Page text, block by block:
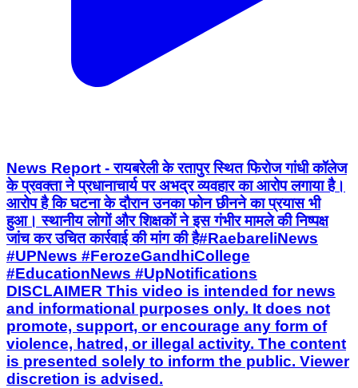
News Report - रायबरेली के रतापुर स्थित फिरोज गांधी कॉलेज
के प्रवक्ता ने प्रधानाचार्य पर अभद्र व्यवहार का आरोप लगाया है।
आरोप है कि घटना के दौरान उनका फोन छीनने का प्रयास भी
हुआ। स्थानीय लोगों और शिक्षकों ने इस गंभीर मामले की निष्पक्ष
जांच कर उचित कार्रवाई की मांग की है ​#RaebareliNews
#UPNews #FerozeGandhiCollege
#EducationNews #UpNotifications
DISCLAIMER This video is intended for news
and informational purposes only. It does not
promote, support, or encourage any form of
violence, hatred, or illegal activity. The content
is presented solely to inform the public. Viewer
discretion is advised.